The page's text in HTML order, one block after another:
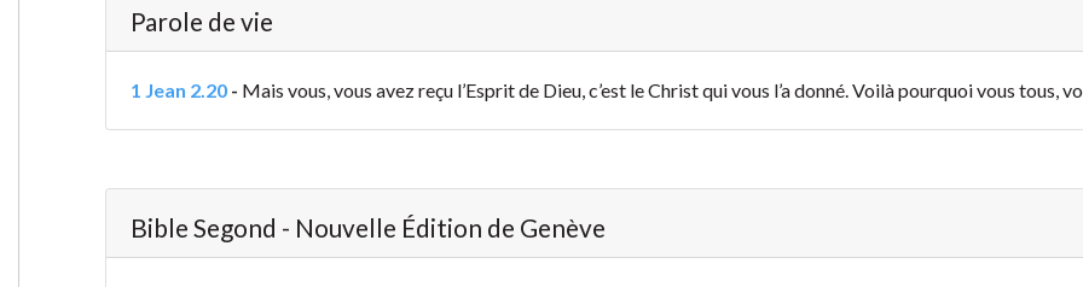
Parole de vie
1 Jean 2.20- Mais vous, vous avez reçu l’Esprit de Dieu, c’est le Christ qui vous l’a donné. Voilà pourquoi vous tous,
Bible Segond - Nouvelle Édition de Genève